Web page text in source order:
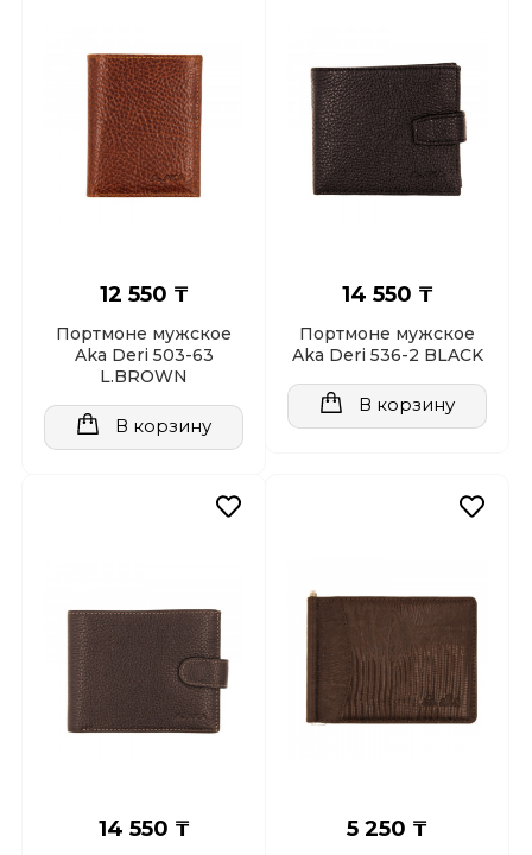
12 550 ₸
Портмоне мужское
Aka Deri 503-63
L.BROWN
В корзину
14 550 ₸
Портмоне мужское
Aka Deri 536-2 BLACK
В корзину
14 550 ₸ 5 250 ₸